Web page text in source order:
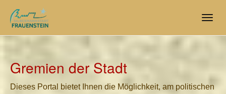
main
Gremien der Stadt
Dieses Portal bietet Ihnen die Möglichkeit, am politischen